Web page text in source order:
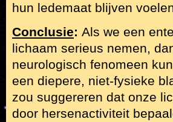
hun ledemaat blijven
Conclusie: Als we een
lichaam serieus nemen,
neurologisch fenomeen
een diepere, niet-fysieke
zou suggereren dat onze
door hersenactiviteit